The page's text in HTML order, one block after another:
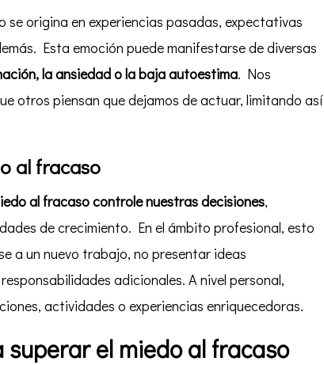
se origina en experiencias pasadas, expectativas
Esta emoción puede manifestarse de diversas
la ansiedad o la baja autoestima. Nos
otros piensan que dejamos de actuar, limitando así
al fracaso
al fracaso controle nuestras decisiones,
de crecimiento. En el ámbito profesional, esto
a un nuevo trabajo, no presentar ideas
adicionales. A nivel personal,
actividades o experiencias enriquecedoras.
el miedo al fracaso